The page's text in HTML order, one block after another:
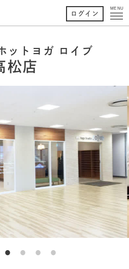
MENU
ログイン
ットヨガ ロイブ
松店